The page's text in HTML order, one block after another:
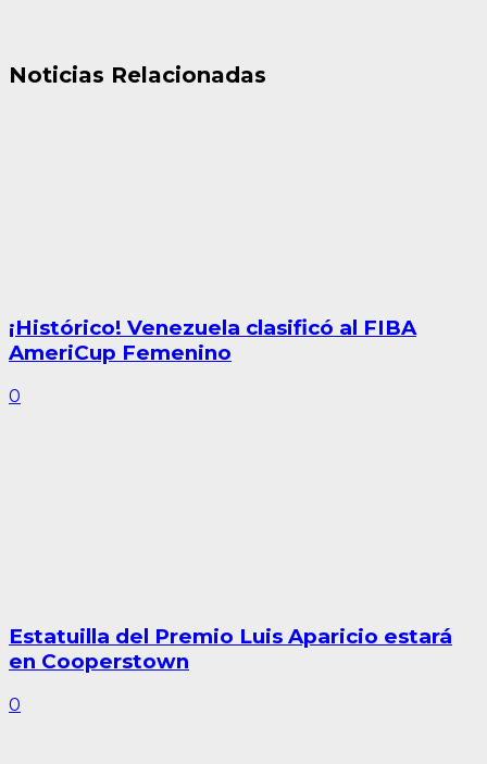
Noticias Relacionadas
¡Histórico! Venezuela clasificó al FIBA
AmeriCup Femenino
0
Estatuilla del Premio Luis Aparicio estará
en Cooperstown
0